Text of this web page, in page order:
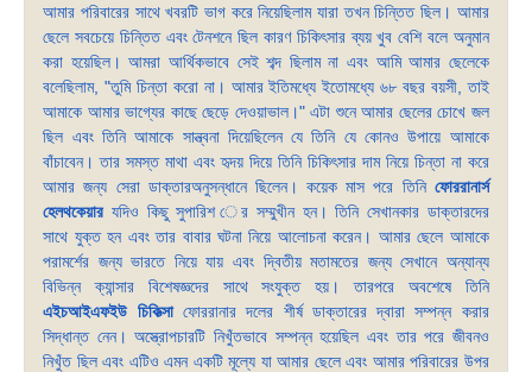
আমার পরিবারের সাথে খবরটি ভাগ করে নিয়েছিলাম যারা তখন চিন্তিত ছিল। আমার
ছেলে সবচেয়ে চিন্তিত এবং টেনশনে ছিল কারণ চিকিৎসার ব্যয় খুব বেশি বলে অনুমান
করা হয়েছিল। আমরা আর্থিকভাবে সেই শব্দ ছিলাম না এবং আমি আমার ছেলেকে
বলেছিলাম, "তুমি চিন্তা করো না। আমার ইতিমধ্যে ইতোমধ্যে ৬৮ বছর বয়সী, তাই
আমাকে আমার ভাগ্যের কাছে ছেড়ে দেওয়াভাল।" এটা শুনে আমার ছেলের চোখে জল
ছিল এবং তিনি আমাকে সান্ত্বনা দিয়েছিলেন যে তিনি যে কোনও উপায়ে আমাকে
বাঁচাবেন। তার সমস্ত মাথা এবং হৃদয় দিয়ে তিনি চিকিৎসার দাম নিয়ে চিন্তা না করে
আমার জন্য সেরা ডাক্তারঅনুসন্ধানে ছিলেন। কয়েক মাস পরে তিনি ফোররানার্স
হেলথকেয়ার যদিও কিছু সুপারিশ ের সম্মুখীন হন। তিনি সেখানকার ডাক্তারদের
সাথে যুক্ত হন এবং তার বাবার ঘটনা নিয়ে আলোচনা করেন। আমার ছেলে আমাকে
পরামর্শের জন্য ভারতে নিয়ে যায় এবং দ্বিতীয় মতামতের জন্য সেখানে অন্যান্য
বিভিন্ন ক্যান্সার বিশেষজ্ঞদের সাথে সংযুক্ত হয়। তারপরে অবশেষে তিনি
এইচআইএফইউ চিকিত্সা ফোররানার দলের শীর্ষ ডাক্তারের দ্বারা সম্পন্ন করার
সিদ্ধান্ত নেন। অস্ত্রোপচারটি নিখুঁতভাবে সম্পন্ন হয়েছিল এবং তার পরে জীবনও
নিখুঁত ছিল এবং এটিও এমন একটি মূল্যে যা আমার ছেলে এবং আমার পরিবারের উপর